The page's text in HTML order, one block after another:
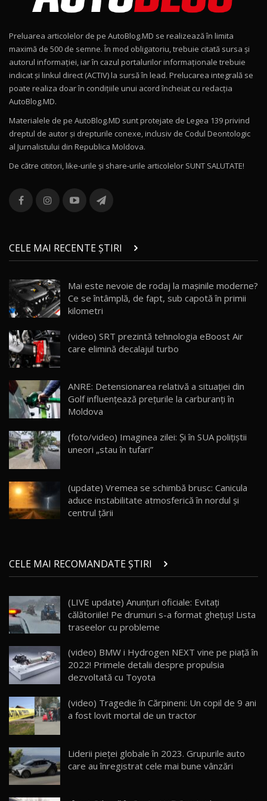
15:22
Mercedes-AMG E 53 HYBRID 4MATIC+ / Test
Drive AutoBlog.MD
16:27
11
Noul Volvo ES90 / Test Drive AutoBlog.MD
12
Noul MG HS / Test Drive AutoBlog.MD
16:48
13
combină aventura cu luxul / AutoBlog.MD
36:08
chinez care face lumea să se întoarcă după el
/ AutoBlog.MD
17:27
15 14:37
16
AutoBlogMD
13:10
17 20:06
30:08
AutoBlog.MD
23:36
20
Noul ZEEKR 7X / Test Drive AutoBlog.MD
29:08
21
Micul BYD Dolphin Surf / Test Drive
AutoBlog.MD
16:59
22
Noua Mazda 6e / Test Drive AutoBlog.MD
26:59
23
Lynk & Co 01 / Test Drive AutoBlog.MD
25:19
24
ZEEKR 009: Cel mai Performant și Confortabil
Van Electric Testat în Moldova / AutoBlog.MD
26:38
25
mai Exclusiv și Puternic Defender Testat în
Moldova
32:21
26
Preluarea articolelor de pe AutoBlog.MD se realizează în limita
maximă de 500 de semne. În mod obligatoriu, trebuie citată sursa și
autorul informației, iar în cazul portalurilor informaționale trebuie
indicat și linkul direct (ACTIV) la sursă în lead. Prelucarea integrală se
poate realiza doar în condițiile unui acord încheiat cu redacţia
AutoBlog.MD.
Materialele de pe AutoBlog.MD sunt protejate de Legea 139 privind
dreptul de autor și drepturile conexe, inclusiv de Codul Deontologic
al Jurnalistului din Republica Moldova.
De către cititori, like-urile şi share-urile articolelor SUNT SALUTATE!
CELE MAI RECENTE ȘTIRI
Mai este nevoie de rodaj la mașinile moderne?
Ce se întâmplă, de fapt, sub capotă în primii
kilometri
(video) SRT prezintă tehnologia eBoost Air
care elimină decalajul turbo
ANRE: Detensionarea relativă a situației din
Golf influențează prețurile la carburanți în
Moldova
(foto/video) Imaginea zilei: Și în SUA polițiștii
uneori „stau în tufari”
(update) Vremea se schimbă brusc: Canicula
aduce instabilitate atmosferică în nordul și
centrul țării
CELE MAI RECOMANDATE ȘTIRI
(LIVE update) Anunțuri oficiale: Evitați
călătoriile! Pe drumuri s-a format ghețuș! Lista
traseelor cu probleme
(video) BMW i Hydrogen NEXT vine pe piaţă în
2022! Primele detalii despre propulsia
dezvoltată cu Toyota
(video) Tragedie în Cărpineni: Un copil de 9 ani
a fost lovit mortal de un tractor
Liderii pieței globale în 2023. Grupurile auto
care au înregistrat cele mai bune vânzări